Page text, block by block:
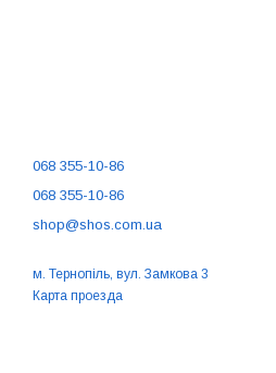
068 355-10-86
068 355-10-86
shop@shos.com.ua
м. Тернопіль, вул. Замкова 3
Карта проезда